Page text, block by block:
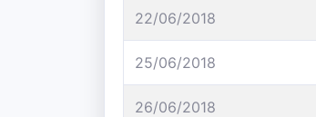
22/06/2018
25/06/2018
26/06/2018